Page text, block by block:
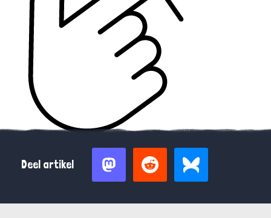
Deel artikel